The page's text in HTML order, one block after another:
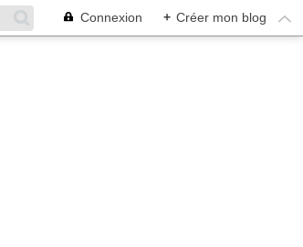
Connexion + Créer mon blog